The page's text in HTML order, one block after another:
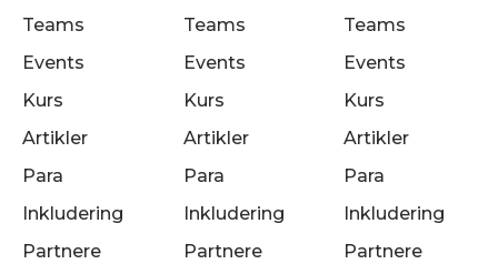
Teams
Events
Kurs
Artikler
Para
Inkludering
Partnere
Teams
Events
Kurs
Artikler
Para
Inkludering
Partnere
Teams
Events
Kurs
Artikler
Para
Inkludering
Partnere